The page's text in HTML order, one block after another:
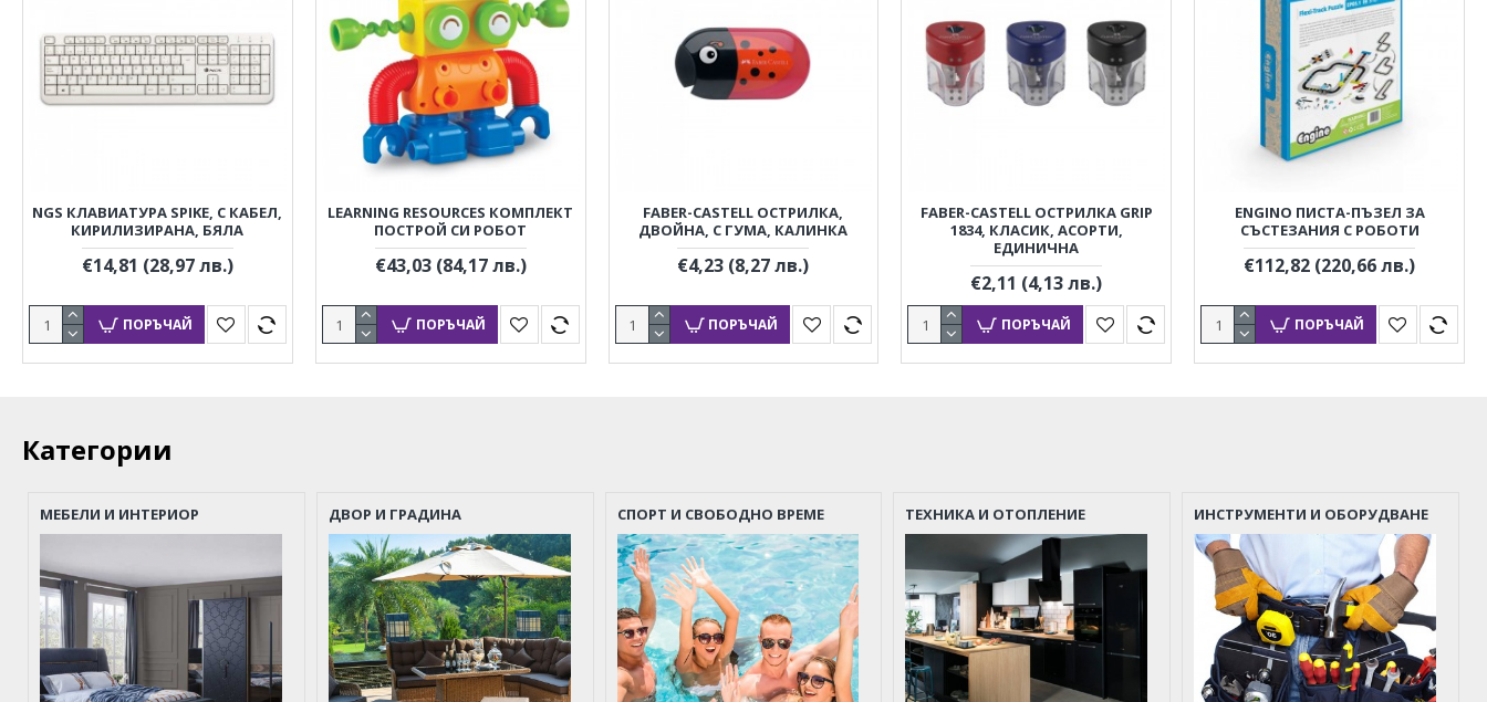
NGS КЛАВИАТУРА SPIKE, С КАБЕЛ,
КИРИЛИЗИРАНА, БЯЛА
€14,81 (28,97 лв.)
ПОРЪЧАЙ
LEARNING RESOURCES КОМПЛЕКТ
ПОСТРОЙ СИ РОБОТ
€43,03 (84,17 лв.)
ПОРЪЧАЙ
FABER-CASTELL ОСТРИЛКА,
ДВОЙНА, С ГУМА, КАЛИНКА
€4,23 (8,27 лв.)
ПОРЪЧАЙ
FABER-CASTELL ОСТРИЛКА GRIP
1834, КЛАСИК, АСОРТИ,
ЕДИНИЧНА
€2,11 (4,13 лв.)
ПОРЪЧАЙ
ENGINO ПИСТА-ПЪЗЕЛ ЗА
СЪСТЕЗАНИЯ С РОБОТИ
€112,82 (220,66 лв.)
ПОРЪЧАЙ
Категории
МЕБЕЛИ И ИНТЕРИОР ДВОР И ГРАДИНА СПОРТ И СВОБОДНО ВРЕМЕ ТЕХНИКА И ОТОПЛЕНИЕ ИНСТРУМЕНТИ И ОБОРУДВАНЕ